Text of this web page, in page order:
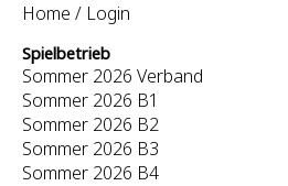
Home / Login
Spielbetrieb
Sommer 2026 Verband
Sommer 2026 B1
Sommer 2026 B2
Sommer 2026 B3
Sommer 2026 B4